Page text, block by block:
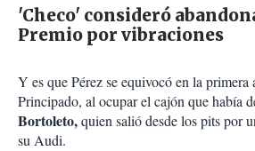
'Checo' consideró
Premio por vibraciones
Y es que Pérez se equivocó en la primera
Principado, al ocupar el cajón que había
Bortoleto,quien salió desde los pits por
su Audi.